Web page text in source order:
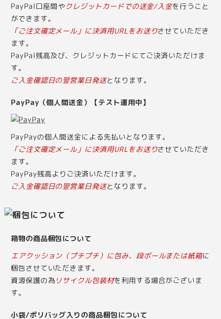
PayPal口座間やクレジットカードでの送金/入金を行うこと
ができます。
「ご注文確定メール」に決済用URLをお送りさせていただき
ます。
PayPal残高及び、クレジットカードにてご決済いただけま
す。
ご入金確認日の翌営業日発送となります。
PayPay（個人間送金）【テスト運用中】
PayPayの個人間送金による先払いとなります。
「ご注文確定メール」に決済用URLをお送りさせていただき
ます。
PayPay残高よりご決済いただけます。
ご入金確認日の翌営業日発送となります。
箱物の商品梱包について
エアクッション（プチプチ）に包み、段ボールまたは紙箱に
梱包させていただきます。
資源保護の為 リサイクル包装材を利用する場合がございま
す。
小袋/ポリバッグ入りの商品梱包について